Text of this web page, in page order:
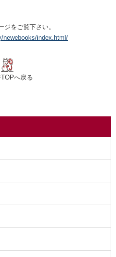
をご覧下さい。
newebooks/index.html/
へ戻る